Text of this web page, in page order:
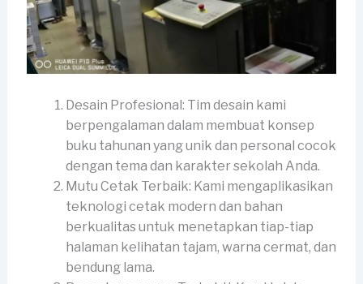
Desain Profesional: Tim desain kami
berpengalaman dalam membuat konsep
buku tahunan yang unik dan personal cocok
dengan tema dan karakter sekolah Anda.
Mutu Cetak Terbaik: Kami mengaplikasikan
teknologi cetak modern dan bahan
berkualitas untuk menetapkan tiap-tiap
halaman kelihatan tajam, warna cermat, dan
bendung lama.